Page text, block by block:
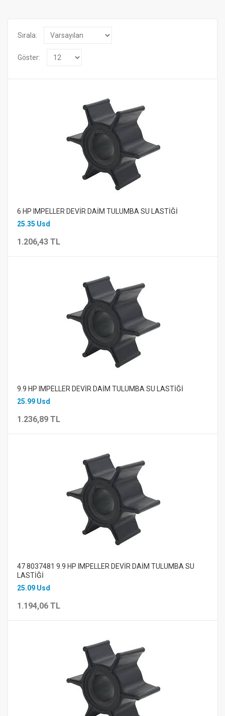
Sırala:
Göster:
6 HP IMPELLER DEVİR DAİM TULUMBA SU LASTİĞİ
25.35 Usd
1.206,43 TL
9.9 HP IMPELLER DEVİR DAİM TULUMBA SU LASTİĞİ
25.99 Usd
1.236,89 TL
47 8037481 9.9 HP IMPELLER DEVİR DAİM TULUMBA SU
LASTİĞİ
25.09 Usd
1.194,06 TL